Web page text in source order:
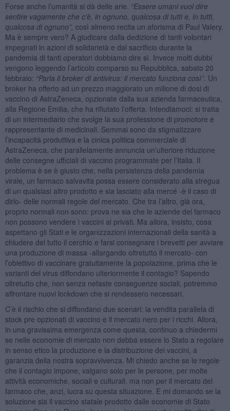
Forse anche l’umanità si dà delle arie. “Essere umani vuol dire
sentire vagamente che c'è, in ognuno, qualcosa di tutti e, in tutti,
qualcosa di ognuno”, così almeno recita un aforisma di Paul Valery.
Ma è sempre vero? A giudicare dalla dedizione di tanti volontari
impegnati in azioni di solidarietà e dal sacrificio durante la
pandemia di tanti operatori dobbiamo dire sì. Invece molti dubbi
vengono leggendo l’articolo comparso su Repubblica, sabato 20
febbraio: “Parla il broker di antivirus: il mercato funziona così”. Un
broker ha offerto ad un prezzo maggiorato un milione di dosi di
vaccino di AstraZeneca, opzionate dalla sua azienda farmaceutica,
alla Regione Emilia, che ha rifiutato l’offerta. Intendiamoci: si tratta
di un intermediario che svolge la sua professione di promotore e
rappresentante di medicinali. Semmai sono da stigmatizzare
l’incapacità produttiva e la cinica politica commerciale di
AstraZeneca, che parallelamente annuncia un’ulteriore riduzione
delle consegne ufficiali di vaccino programmate per l’Italia. Il
problema è se è giusto che, nella persistenza della pandemia
virale, un farmaco salvavita possa essere considerato alla stregua
di un qualsiasi altro prodotto e sia lasciato alla mercé -è il caso di
dirlo- delle normali regole del mercato. Che tra l’altro, già ora,
proprio normali non sono: prova ne sia che le aziende del farmaco
non possono vendere i vaccini ai privati. Ma allora, insisto, cosa
aspettano gli Stati e le organizzazioni internazionali della sanità a
chiudere del tutto il cerchio e farsi consegnare i brevetti per avviare
una produzione di massa -allargando oltretutto il mercato- con
l’obiettivo di vaccinare gratuitamente la popolazione, prima che le
varianti del virus diffondano ulteriormente il contagio? Sapendo
oltretutto che, non senza nefaste conseguenze sociali, potremmo
affrontare nuovi lockdown che si rendessero necessari.
C’è il rischio che si diffondano due scenari: la vendita parallela di
stock pre opzionati di vaccino e il mercato nero per i ricchi. Allora,
in una gravissima emergenza come questa, continuo a chiedermi
se nelle economie di mercato non debba essere lo Stato a regolare
in senso etico la produzione e la distribuzione dei vaccini, a
garanzia della nostra sopravvivenza. Mi chiedo anche se le regole
che il contagio impone, valgano solo per le persone, per molte
attività economiche, sociali e culturali, ma non per il mercato del
farmaco che, anzi, lucra su questa situazione. E mi domando se la
soluzione sia il vaccino statale prodotto dalle economie di Stato